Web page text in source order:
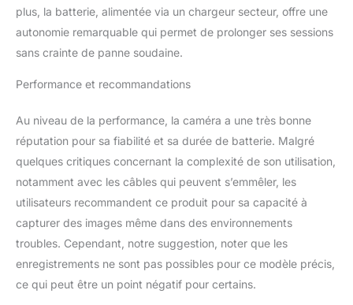
plus, la batterie, alimentée via un chargeur secteur, offre une
autonomie remarquable qui permet de prolonger ses sessions
sans crainte de panne soudaine.
Performance et recommandations
Au niveau de la performance, la caméra a une très bonne
réputation pour sa fiabilité et sa durée de batterie. Malgré
quelques critiques concernant la complexité de son utilisation,
notamment avec les câbles qui peuvent s’emmêler, les
utilisateurs recommandent ce produit pour sa capacité à
capturer des images même dans des environnements
troubles. Cependant, notre suggestion, noter que les
enregistrements ne sont pas possibles pour ce modèle précis,
ce qui peut être un point négatif pour certains.